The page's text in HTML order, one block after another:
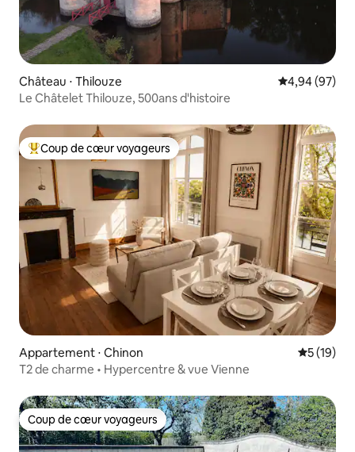
Château ⋅ Thilouze Évaluation
4,94 (97)
Le Châtelet Thilouze, 500ans d'histoire
Coups de cœur voyageurs les plus appréciés
Coup de cœur voyageurs
Appartement ⋅ Chinon
5 (19)
T2 de charme • Hypercentre & vue Vienne
Coup de cœur voyageurs
Coup de cœur voyageurs